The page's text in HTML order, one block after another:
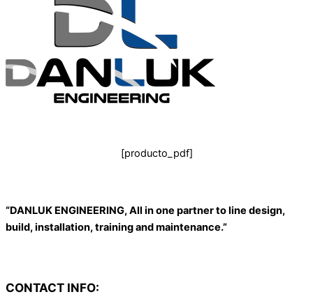
[producto_pdf]
“DANLUK ENGINEERING, All in one partner to line design,
build, installation, training and maintenance.”
CONTACT INFO: